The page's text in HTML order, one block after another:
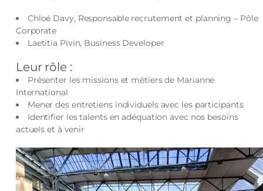
Chloé Davy, Responsable recrutement et planning – Pôle
Corporate
Laetitia Pivin, Business Developer
Leur rôle :
Présenter les missions et métiers de Marianne
International
Mener des entretiens individuels avec les participants
Identifier les talents en adéquation avec nos besoins
actuels et à venir